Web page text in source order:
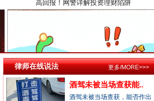
网.中国
网.中国
生态调度“流量密码”
律师在线说法
酒驾未被当场查获能..
酒驾未被当场查获，能否作出
更多/MORE>>>